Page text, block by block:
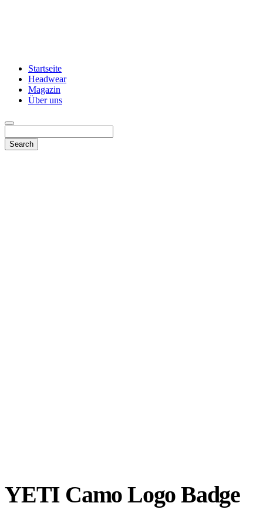
Startseite
Headwear
Magazin
Über uns
YETI Camo Logo Badge